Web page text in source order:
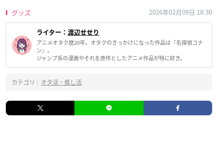
グッズ 2026年02月09日 18:30
ライター： 渡辺せせり
アニメオタク歴20年。オタクのきっかけになった作品は『名探偵コナ
ン』。
ジャンプ系の漫画やそれを原作としたアニメ作品が特に好き。
カテゴリ : オタ活・推し活